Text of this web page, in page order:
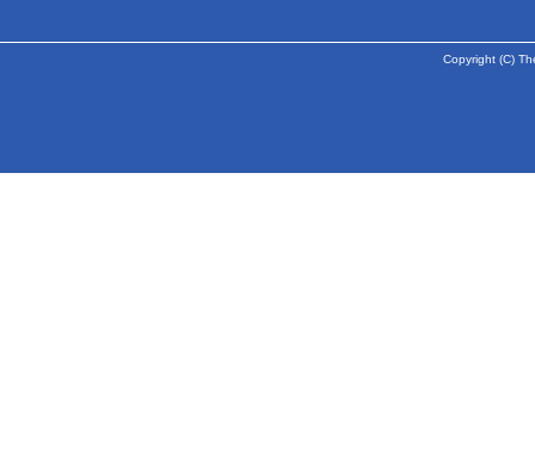
Copyright (C)